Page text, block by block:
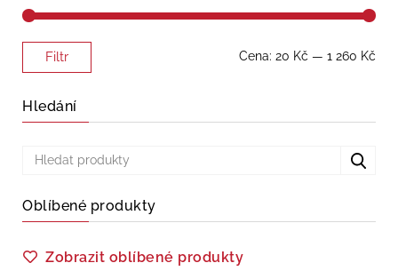
Minimální
Maximální
Filtr Cena: 20 Kč — 1 260 Kč
Hledání
Oblíbené produkty
Zobrazit oblíbené produkty